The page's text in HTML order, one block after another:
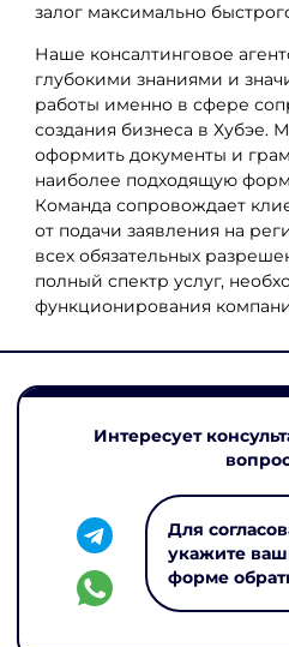
залог максимально
Наше консалтинговое
глубокими знаниями и
работы именно в сфере
создания бизнеса в
оформить документы и
наиболее подходящую
Команда сопровождает
от подачи заявления на
всех обязательных
полный спектр услуг,
функционирования
Интересует
Для
укажите
форме